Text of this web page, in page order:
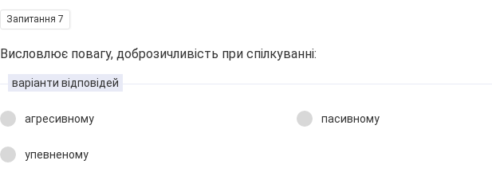
Запитання 7
Висловлює повагу, доброзичливість при спілкуванні:
варіанти відповідей
агресивному пасивному
упевненому